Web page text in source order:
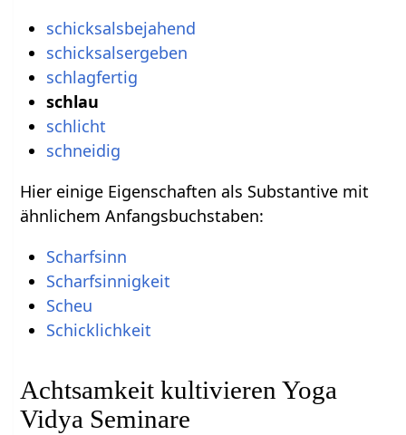
schicksalsbejahend
schicksalsergeben
schlagfertig
schlau
schlicht
schneidig
Hier einige Eigenschaften als Substantive mit
ähnlichem Anfangsbuchstaben:
Scharfsinn
Scharfsinnigkeit
Scheu
Schicklichkeit
Achtsamkeit kultivieren Yoga
Vidya Seminare